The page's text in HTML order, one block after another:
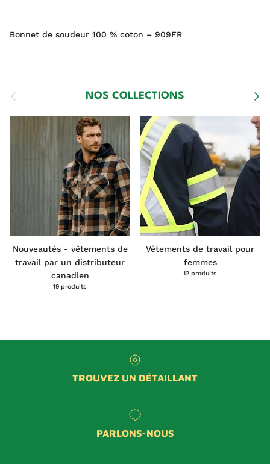
Bonnet de soudeur 100 % coton – 909FR
Précédent NOS COLLECTIONS
Nouveautés - vêtements de
travail par un distributeur
canadien
19 produits
Vêtements de travail pour
femmes
12 produits
TROUVEZ UN DÉTAILLANT
PARLONS-NOUS